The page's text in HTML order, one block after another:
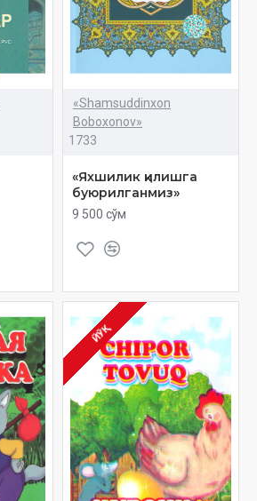
«Shamsuddinxon
Boboxonov»
1733
«Яхшилик қилишга
буюрилганмиз‎»
9 500 сўм
ЙЎҚ